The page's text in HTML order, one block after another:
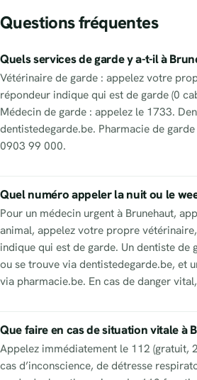
Questions fréquentes
Quels services de garde y a-t-il à
Vétérinaire de garde : appelez votre
répondeur indique qui est de garde (0
Médecin de garde : appelez le 1733.
dentistedegarde.be. Pharmacie de
0903 99 000.
Quel numéro appeler la nuit ou le
Pour un médecin urgent à Brunehaut,
animal, appelez votre propre
indique qui est de garde. Un dentiste de
ou se trouve via dentistedegarde.be, et
via pharmacie.be. En cas de danger
Que faire en cas de situation vitale à
Appelez immédiatement le 112 (gratuit,
cas d’inconscience, de détresse